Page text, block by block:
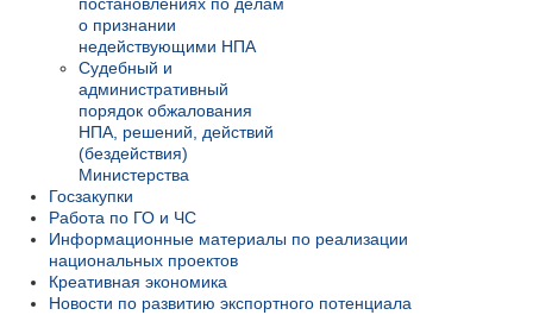
постановлениях по делам
о признании
недействующими НПА
Судебный и
административный
порядок обжалования
НПА, решений, действий
(бездействия)
Министерства
Госзакупки
Работа по ГО и ЧС
Информационные материалы по реализации
национальных проектов
Креативная экономика
Новости по развитию экспортного потенциала